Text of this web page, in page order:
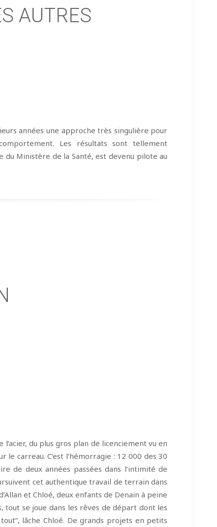
AUTRES
années une approche très singulière pour
Les résultats sont tellement
du Ministère de la Santé, est devenu pilote au
l’acier, du plus gros plan de licenciement vu en
carreau. C’est l’hémorragie : 12 000 des 30
de deux années passées dans l’intimité de
cet authentique travail de terrain dans
et Chloé, deux enfants de Denain à peine
tout se joue dans les rêves de départ dont les
lâche Chloé. De grands projets en petits